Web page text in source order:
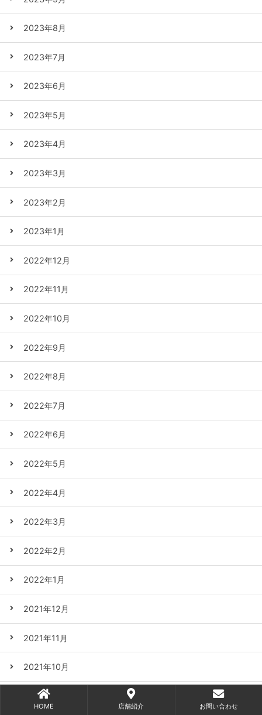
2023年8月
2023年7月
2023年6月
2023年5月
2023年4月
2023年3月
2023年2月
2023年1月
2022年12月
2022年11月
2022年10月
2022年9月
2022年8月
2022年7月
2022年6月
2022年5月
2022年4月
2022年3月
2022年2月
2022年1月
2021年12月
2021年11月
2021年10月
2021年9月
HOME 店舗紹介 お問い合わせ